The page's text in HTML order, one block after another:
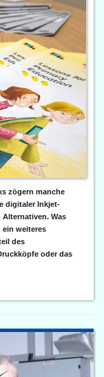
zögern manche
digitaler Inkjet-
Was
weiteres
des
oder das